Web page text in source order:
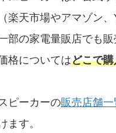
楽天市場やアマゾン
部の家電量販店でも
格についてはどこで
ピーカーの販売店舗
ます。